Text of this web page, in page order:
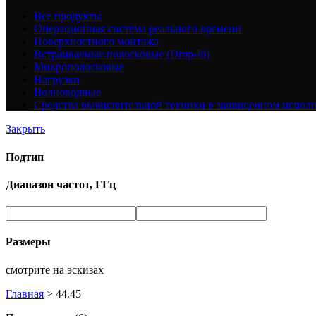
Все продукты
Операционная система реального времени
Поверхностного монтажа
Встраиваемые полосковые (Drop-In)
Микрополосковые
Нагрузки
Волноводные
Средства вычислительной техники в защищенном
Закрыть
Подтип
Диапазон частот, ГГц
Размеры
смотрите на эскизах
Главная > 44.45